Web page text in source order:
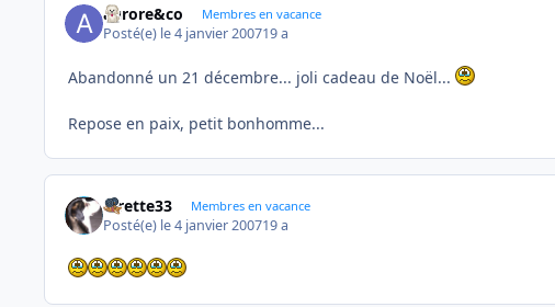
aurore&co Membres en vacance
Posté(e) le 4 janvier 200719 a
Abandonné un 21 décembre... joli cadeau de Noël...
Repose en paix, petit bonhomme...
lorette33 Membres en vacance
Posté(e) le 4 janvier 200719 a